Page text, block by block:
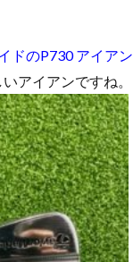
ドのP730 アイアン
アイアンですね。